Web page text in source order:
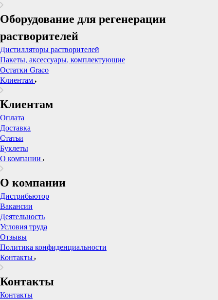
Оборудование для регенерации
растворителей
Дистилляторы растворителей
Пакеты, аксессуары, комплектующие
Остатки Graco
Клиентам
Клиентам
Оплата
Доставка
Статьи
Буклеты
О компании
О компании
Дистрибьютор
Вакансии
Деятельность
Условия труда
Отзывы
Политика конфиденциальности
Контакты
Контакты
Контакты